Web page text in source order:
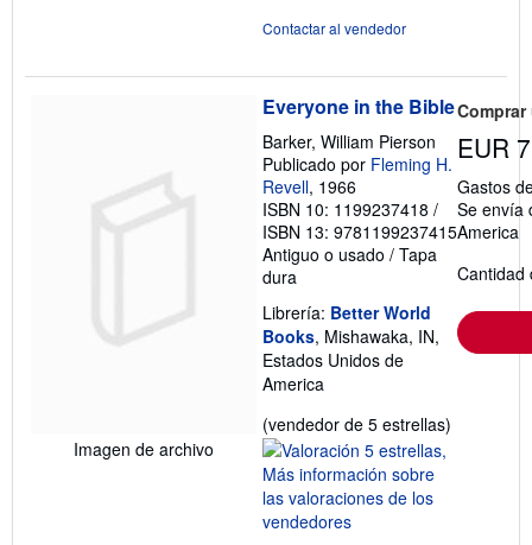
Contactar al vendedor
Imagen de archivo
Everyone in the Bible
Barker, William Pierson
Publicado por Fleming H.
Revell, 1966
ISBN 10: 1199237418 /
ISBN 13: 9781199237415
Antiguo o usado / Tapa
dura
Librería: Better World
Books, Mishawaka, IN,
Estados Unidos de
America
(vendedor de 5 estrellas)
EUR
Gastos
Se envía
America
Cantidad